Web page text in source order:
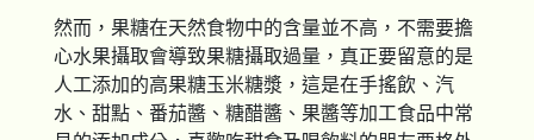
然而，果糖在天然食物中的含量並不高，不需要擔
心水果攝取會導致果糖攝取過量，真正要留意的是
人工添加的高果糖玉米糖漿，這是在手搖飲、汽
水、甜點、番茄醬、糖醋醬、果醬等加工食品中常